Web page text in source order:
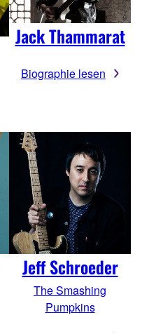
Jack Thammarat
Biographie lesen
Jeff Schroeder
The Smashing
Pumpkins